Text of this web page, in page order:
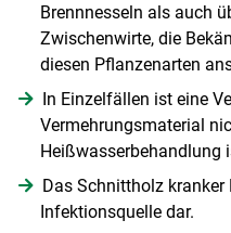
Brennnesseln als auch
Zwischenwirte, die
diesen Pflanzenarten
In Einzelfällen ist eine
Vermehrungsmaterial
Heißwasserbehandlung
Das Schnittholz kranker
Infektionsquelle dar.